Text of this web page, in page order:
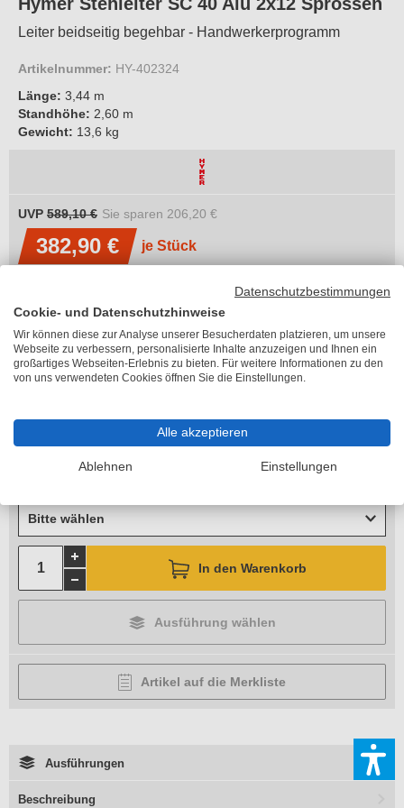
Leiter beidseitig begehbar - Handwerkerprogramm
Artikelnummer: HY-402324
Länge: 3,44 m
Standhöhe: 2,60 m
Gewicht: 13,6 kg
UVP 589,10 € Sie sparen 206,20 €
382,90 € je Stück
Lieferzeit 6-10 Arbeitstage
Länge
Bitte wählen
Standhöhe
Bitte wählen
Bitte wählen
In den Warenkorb
Ausführung wählen
Artikel auf die Merkliste
Ausführungen
Beschreibung
Datenschutzbestimmungen
Cookie- und Datenschutzhinweise
Wir können diese zur Analyse unserer Besucherdaten platzieren, um unsere
Webseite zu verbessern, personalisierte Inhalte anzuzeigen und Ihnen ein
großartiges Webseiten-Erlebnis zu bieten. Für weitere Informationen zu den
von uns verwendeten Cookies öffnen Sie die Einstellungen.
Alle akzeptieren
Ablehnen Einstellungen